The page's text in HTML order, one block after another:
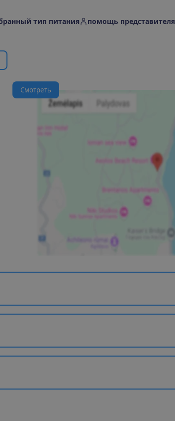
тип питания помощь представителя
Смотреть